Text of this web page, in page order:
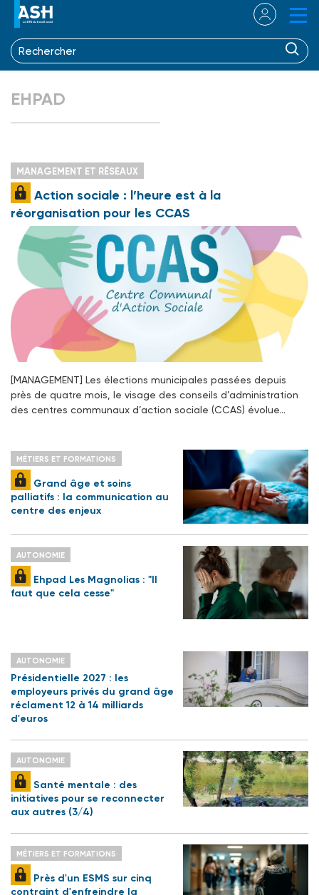
EHPAD
MANAGEMENT ET RÉSEAUX
Action sociale : l’heure est à la
réorganisation pour les CCAS
[MANAGEMENT] Les élections municipales passées depuis
près de quatre mois, le visage des conseils d’administration
des centres communaux d’action sociale (CCAS) évolue…
MÉTIERS ET FORMATIONS
Grand âge et soins
palliatifs : la communication au
centre des enjeux
AUTONOMIE
Ehpad Les Magnolias : "Il
faut que cela cesse"
AUTONOMIE
Présidentielle 2027 : les
employeurs privés du grand âge
réclament 12 à 14 milliards
d'euros
AUTONOMIE
Santé mentale : des
initiatives pour se reconnecter
aux autres (3/4)
MÉTIERS ET FORMATIONS
Près d'un ESMS sur cinq
contraint d'enfreindre la